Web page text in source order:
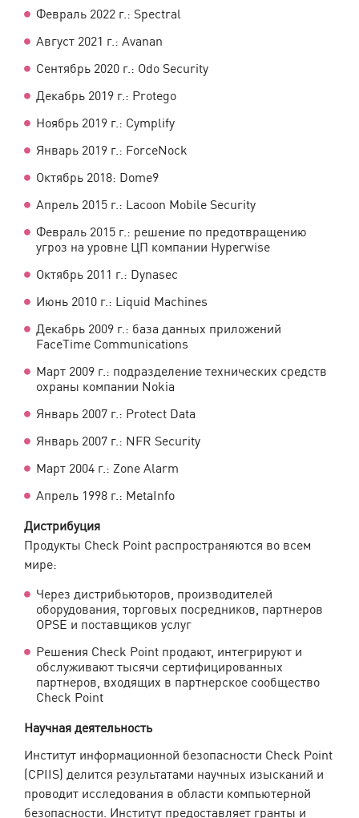
Февраль 2022 г.: Spectral
Август 2021 г.: Avanan
Сентябрь 2020 г.: Odo Security
Декабрь 2019 г.: Protego
Ноябрь 2019 г.: Cymplify
Январь 2019 г.: ForceNock
Октябрь 2018: Dome9
Апрель 2015 г.: Lacoon Mobile Security
Февраль 2015 г.: решение по предотвращению
угроз на уровне ЦП компании Hyperwise
Октябрь 2011 г.: Dynasec
Июнь 2010 г.: Liquid Machines
Декабрь 2009 г.: база данных приложений
FaceTime Communications
Март 2009 г.: подразделение технических средств
охраны компании Nokia
Январь 2007 г.: Protect Data
Январь 2007 г.: NFR Security
Март 2004 г.: Zone Alarm
Апрель 1998 г.: MetaInfo
Дистрибуция
Продукты Check Point распространяются во всем
мире:
Через дистрибьюторов, производителей
оборудования, торговых посредников, партнеров
OPSE и поставщиков услуг
Решения Check Point продают, интегрируют и
обслуживают тысячи сертифицированных
партнеров, входящих в партнерское сообщество
Check Point
Научная деятельность
Институт информационной безопасности Check Point
(CPIIS) делится результатами научных изысканий и
проводит исследования в области компьютерной
безопасности. Институт предоставляет гранты и